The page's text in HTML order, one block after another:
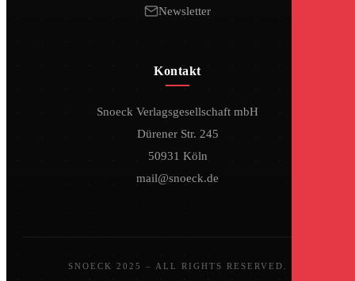
Newsletter
Kontakt
Snoeck Verlagsgesellschaft mbH
Dürener Str. 245
50931 Köln
mail@snoeck.de
SNOECK 2025 – ALL RIGHTS RESERVED.